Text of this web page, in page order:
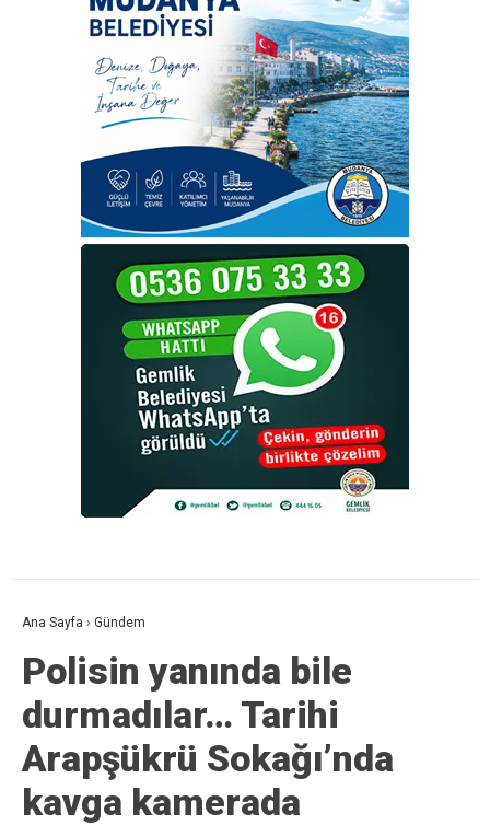
Ana Sayfa › Gündem
Polisin yanında bile
durmadılar… Tarihi
Arapşükrü Sokağı’nda
kavga kamerada